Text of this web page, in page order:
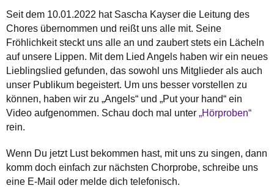
Seit dem 10.01.2022 hat Sascha Kayser die Leitung des
Chores übernommen und reißt uns alle mit. Seine
Fröhlichkeit steckt uns alle an und zaubert stets ein Lächeln
auf unsere Lippen. Mit dem Lied Angels haben wir ein neues
Lieblingslied gefunden, das sowohl uns Mitglieder als auch
unser Publikum begeistert. Um uns besser vorstellen zu
können, haben wir zu „Angels“ und „Put your hand“ ein
Video aufgenommen. Schau doch mal unter „Hörproben“
rein.
Wenn Du jetzt Lust bekommen hast, mit uns zu singen, dann
komm doch einfach zur nächsten Chorprobe, schreibe uns
eine E-Mail oder melde dich telefonisch.